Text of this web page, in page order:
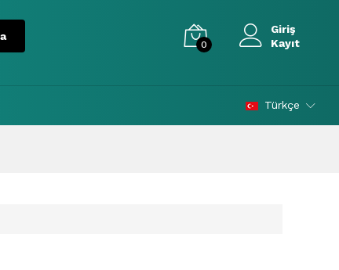
0
Giriş
Kayıt
Türkçe